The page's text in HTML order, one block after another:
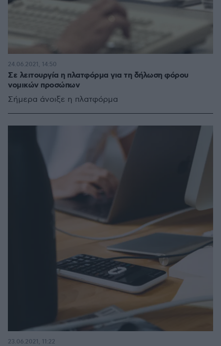
Σε λειτουργία η πλατφόρμα για τη δήλωση φόρου
νομικών προσώπων
Σήμερα άνοιξε η πλατφόρμα
24.06.2021, 14:50
23.06.2021, 11:22